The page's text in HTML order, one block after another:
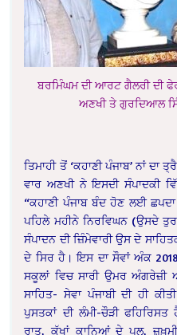
ਬਰਮਿੰਘਮ ਦੀ ਆਰਟ ਗੈਲਰੀ ਦੀ
ਅਣਖੀ ਤੇ ਗੁਰਦਿਆਲ
ਤਿਮਾਹੀ ਤੋਂ ‘ਕਹਾਣੀ ਪੰਜਾਬ’ ਨਾਂ
ਵਾਰ ਅਣਖੀ ਨੇ ਇਸਦੀ ਸੰਪਾਦਕੀ
“ਕਹਾਣੀ ਪੰਜਾਬ ਬੰਦ ਹੋਣ ਲਈ
ਪਹਿਲੇ ਮਹੀਨੇ ਨਿਰਵਿਘਨ (ਉਸਦੇ
ਸੰਪਾਦਨ ਦੀ ਜ਼ਿੰਮੇਵਾਰੀ ਉਸ ਦੇ
ਦੇ ਸਿਰ ਹੈ। ਇਸ ਦਾ ਸੌਵਾਂ ਅੰਕ
ਸਕੂਲਾਂ ਵਿਚ ਸਾਰੀ ਉਮਰ ਅੰਗਰੇਜ਼ੀ
ਸਾਹਿਤ- ਸੇਵਾ ਪੰਜਾਬੀ ਦੀ ਹੀ
ਪੁਸਤਕਾਂ ਦੀ ਲੰਮੀ-ਚੌੜੀ
ਰਾਤ, ਕੱਖਾਂ ਕਾਨਿਆਂ ਦੇ ਪੁਲ,